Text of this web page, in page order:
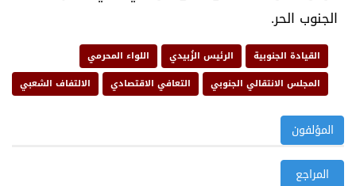
الجنوب الحر.
القيادة الجنوبية الرئيس الزُبيدي
اللواء المحرمي
المجلس الانتقالي الجنوبي
التعافي الاقتصادي الالتفاف الشعبي
المؤلفون
المراجع